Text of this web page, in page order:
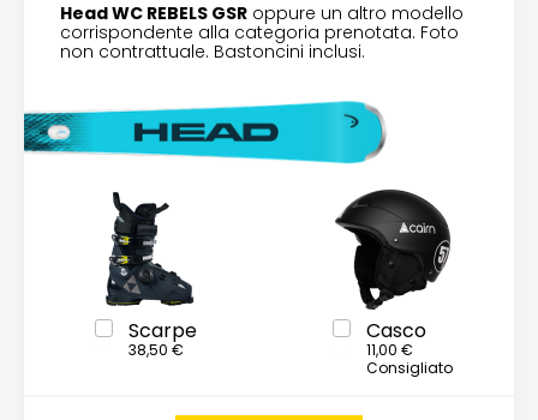
Head WC REBELS GSR oppure un altro modello
corrispondente alla categoria prenotata. Foto
non contrattuale. Bastoncini inclusi.
Scarpe
38,50 €
Casco
11,00 €
Consigliato